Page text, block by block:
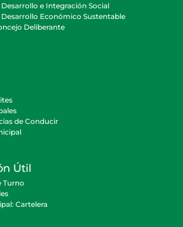
e Integración Social
Desarrollo Económico Sustentable
Deliberante
de Conducir
Útil
Turno
Cartelera